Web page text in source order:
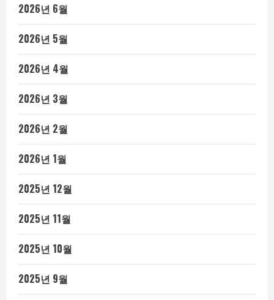
2026년 6월
2026년 5월
2026년 4월
2026년 3월
2026년 2월
2026년 1월
2025년 12월
2025년 11월
2025년 10월
2025년 9월